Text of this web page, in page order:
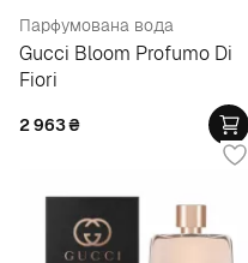
Парфумована вода
Gucci Bloom Profumo Di
Fiori
2 963₴